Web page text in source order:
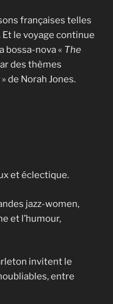
françaises telles
Et le voyage continue
bossa-nova « The
des thèmes
» de Norah Jones.
et éclectique.
jazz-women,
et l’humour,
invitent le
entre